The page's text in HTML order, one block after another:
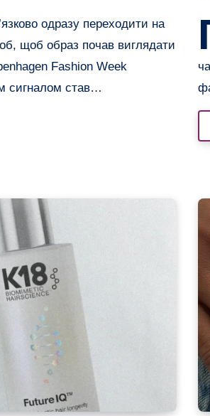
одразу переходити на
щоб образ почав виглядати
Fashion Week
сигналом став…